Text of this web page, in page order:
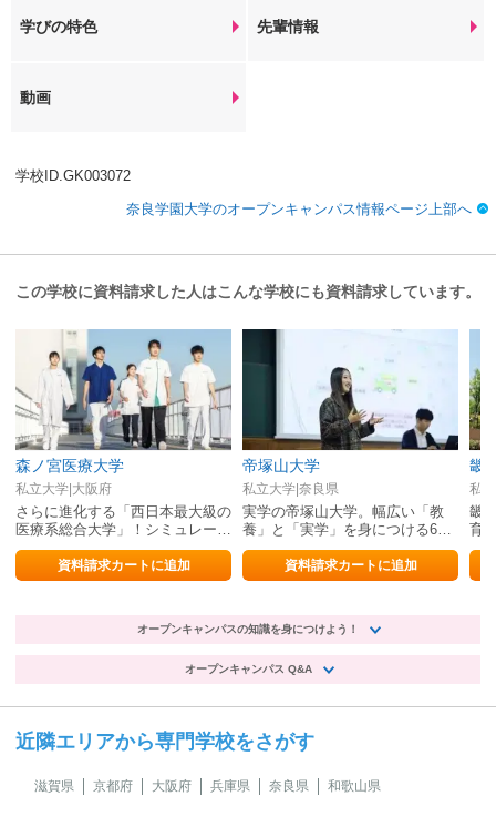
学びの特色 先輩情報
動画
学校ID.GK003072
奈良学園大学のオープンキャンパス情報ページ上部へ
この学校に資料請求した人はこんな学校にも資料請求しています。
森ノ宮医療大学
私立大学|大阪府
さらに進化する「西日本最大級の
医療系総合大学」！シミュレーシ
ョンセンター誕生！
資料請求カートに追加
帝塚山大学
私立大学|奈良県
実学の帝塚山大学。幅広い「教
養」と「実学」を身につける6学
部7学科の文系総合大学。
資料請求カートに追加
畿
私
畿
育
間
オープンキャンパスの知識を身につけよう！
オープンキャンパス Q&A
近隣エリアから専門学校をさがす
滋賀県 京都府 大阪府 兵庫県 奈良県 和歌山県